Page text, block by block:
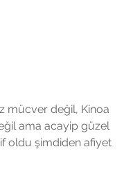
mücver değil, Kinoa
ama acayip güzel
oldu şimdiden afiyet